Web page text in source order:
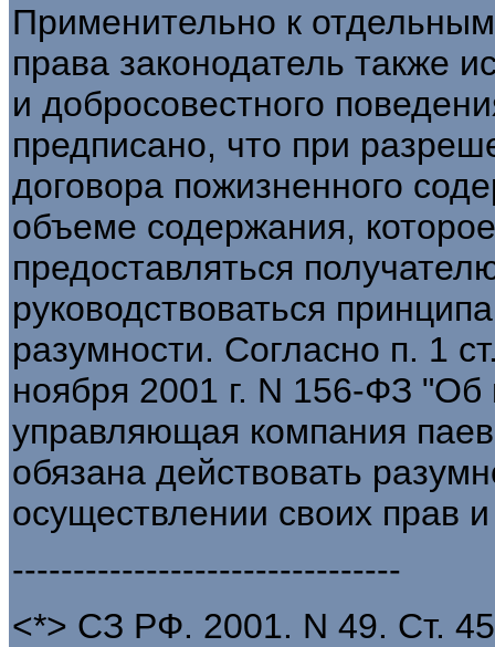
Применительно к
права законодатель также
и добросовестного
предписано, что при
договора пожизненного
объеме содержания,
предоставляться
руководствоваться
разумности. Согласно п. 1
ноября 2001 г. N 156-ФЗ
управляющая компания
обязана действовать
осуществлении своих прав
--------------------------------
<*> СЗ РФ. 2001. N 49. Ст.